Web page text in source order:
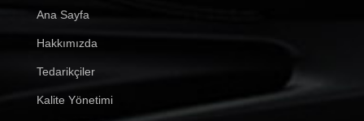
Ana Sayfa
Hakkımızda
Tedarikçiler
Kalite Yönetimi